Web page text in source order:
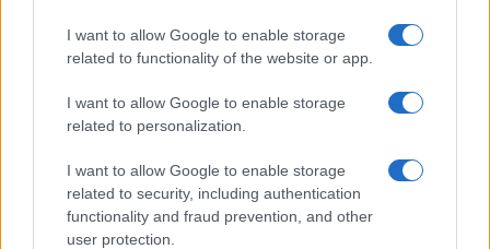
I want to allow Google to enable storage
related to functionality of the website or app.
I want to allow Google to enable storage
related to personalization.
I want to allow Google to enable storage
related to security, including authentication
functionality and fraud prevention, and other
user protection.
Sok felhasználó külön alkalmazásokra esküszik, pedig az
Android már évek óta olyan intelligens funkciókat kínál,
Ez a rejtett Samsung funkció teljesen
megváltoztatja a mobilhasználatot –
sokan mégsem tudnak róla
2026.07.12| Android Central
Az Edge Panel az egyik leghasznosabb funkció, amely